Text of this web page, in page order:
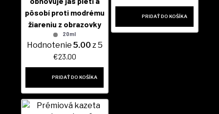
pôsobí proti modrému
žiareniu z obrazovky
20ml
Hodnotenie 5.00 z 5
€23.00
PRIDAŤ DO KOŠÍKA
PRIDAŤ DO KOŠÍKA